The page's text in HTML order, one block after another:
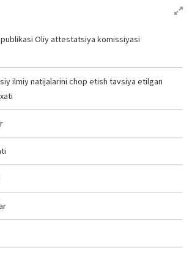
Oliy attestatsiya komissiyasi
ilmiy natijalarini chop etish tavsiya etilgan